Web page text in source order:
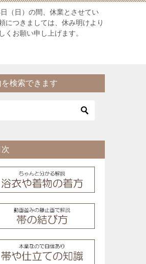
（日）の間、休業とさせてい
につきましては、休み明けより
くお願い申し上げます。
検索できます